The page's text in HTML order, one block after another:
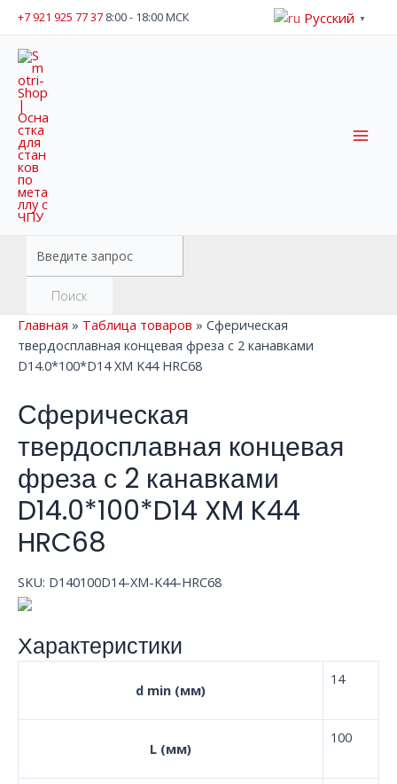
Перейти
содержимому
+7 921 925 77 37 8:00 - 18:00 МСК Русский ▼
товаров
Поиск
Главная » Таблица товаров » Сферическая
твердосплавная концевая фреза с 2 канавками
D14.0*100*D14 XM K44 HRC68
Сферическая
твердосплавная концевая
фреза с 2 канавками
D14.0*100*D14 XM K44
HRC68
SKU: D140100D14-XM-K44-HRC68
Характеристики
d min (мм)
14
L (мм)
100